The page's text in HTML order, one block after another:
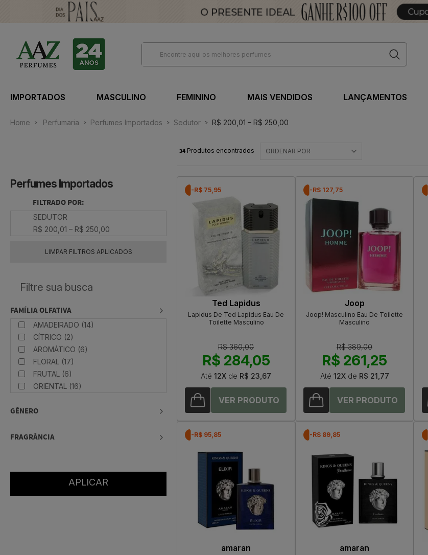
IMPORTADOS MASCULINO FEMININO MAIS VENDIDOS LANÇAMENTOS
Home Perfumaria Perfumes Importados Sedutor R$ 200,01 – R$ 250,00
Perfumes Importados
FILTRADO POR:
SEDUTOR
R$ 200,01 – R$ 250,00
LIMPAR FILTROS APLICADOS
FAMÍLIA OLFATIVA
AMADEIRADO (14)
CÍTRICO (2)
AROMÁTICO (6)
FLORAL (17)
FRUTAL (6)
ORIENTAL (16)
GÊNERO
FRAGRÂNCIA
ORDENAR POR
34 Produtos encontrados
-R$ 75,95
Ted Lapidus
Lapidus De Ted Lapidus Eau De
Toilette Masculino
R$ 360,00
R$ 284,05
Até 12X de R$ 23,67
-R$ 127,75
Joop
Joop! Masculino Eau De Toilette
Masculino
R$ 389,00
R$ 261,25
Até 12Xde R$ 21,77
-R$ 95,85
amaran
-R$ 89,85
amaran